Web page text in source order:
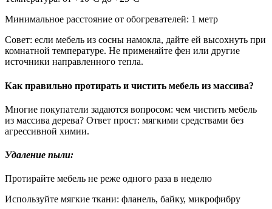
Минимальное расстояние от обогревателей: 1 метр
Совет: если мебель из сосны намокла, дайте ей высохнуть при
комнатной температуре. Не применяйте фен или другие
источники направленного тепла.
Как правильно протирать и чистить мебель из массива?
Многие покупатели задаются вопросом: чем чистить мебель
из массива дерева? Ответ прост: мягкими средствами без
агрессивной химии.
Удаление пыли:
Протирайте мебель не реже одного раза в неделю
Используйте мягкие ткани: фланель, байку, микрофибру